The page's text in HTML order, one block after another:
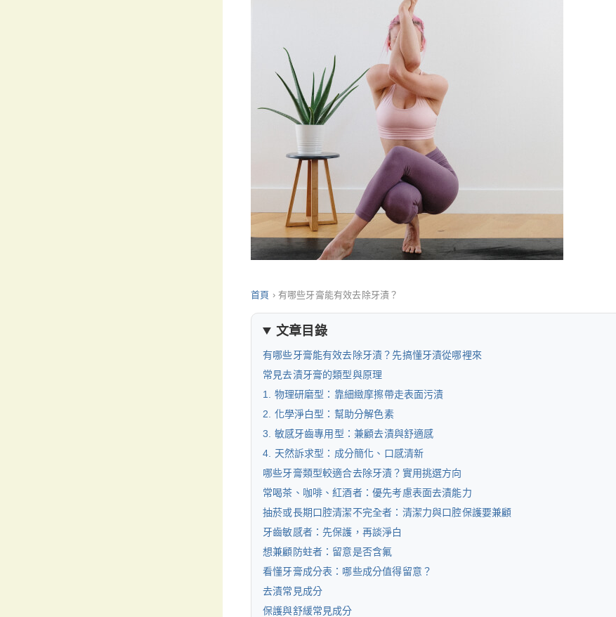
首頁 › 有哪些牙膏能有效去除牙漬？
文章目錄
有哪些牙膏能有效去除牙漬？先搞懂牙漬從哪裡來
常見去漬牙膏的類型與原理
1. 物理研磨型：靠細緻摩擦帶走表面污漬
2. 化學淨白型：幫助分解色素
3. 敏感牙齒專用型：兼顧去漬與舒適感
4. 天然訴求型：成分簡化、口感清新
哪些牙膏類型較適合去除牙漬？實用挑選方向
常喝茶、咖啡、紅酒者：優先考慮表面去漬能力
抽菸或長期口腔清潔不完全者：清潔力與口腔保護要兼顧
牙齒敏感者：先保護，再談淨白
想兼顧防蛀者：留意是否含氟
看懂牙膏成分表：哪些成分值得留意？
去漬常見成分
保護與舒緩常見成分